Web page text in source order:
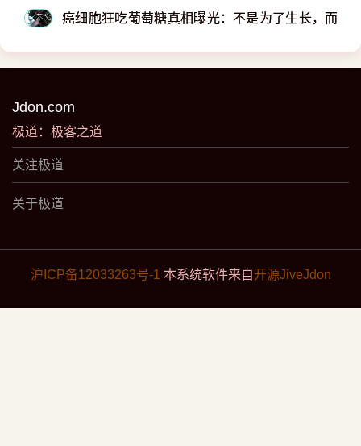
癌细胞狂吃葡萄糖真相曝光：不是为了生长，而是
Jdon.com
极道：极客之道
关注极道
关于极道
沪ICP备12033263号-1 本系统软件来自 开源JiveJdon